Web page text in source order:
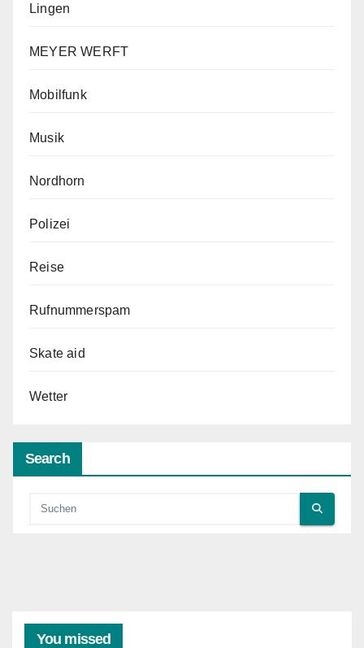
Lingen
MEYER WERFT
Mobilfunk
Musik
Nordhorn
Polizei
Reise
Rufnummerspam
Skate aid
Wetter
Search
You missed